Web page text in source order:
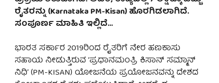
ರೈತರನ್ನು (Karnataka PM-Kisan) ಹೊರಗಿಡಲಾಗಿದೆ.
ಸಂಪೂರ್ಣ ಮಾಹಿತಿ ಇಲ್ಲಿದೆ…
ಭಾರತ ಸರ್ಕಾರ 2019ರಿಂದ ರೈತರಿಗೆ ನೇರ ಹಣಕಾಸು
ಸಹಾಯ ನೀಡುತ್ತಿರುವ ‘ಪ್ರಧಾನಮಂತ್ರಿ ಕಿಸಾನ್ ಸಮ್ಮಾನ್
ನಿಧಿ’ (PM-KISAN) ಯೋಜನೆಯ ಪ್ರಯೋಜನವನ್ನು ದೇಶದ